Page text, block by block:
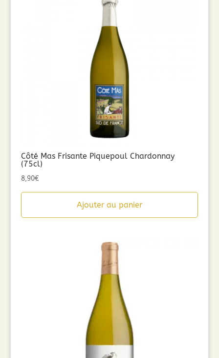
Côté Mas Frisante Piquepoul Chardonnay
(75cl)
8,90€
Ajouter au panier